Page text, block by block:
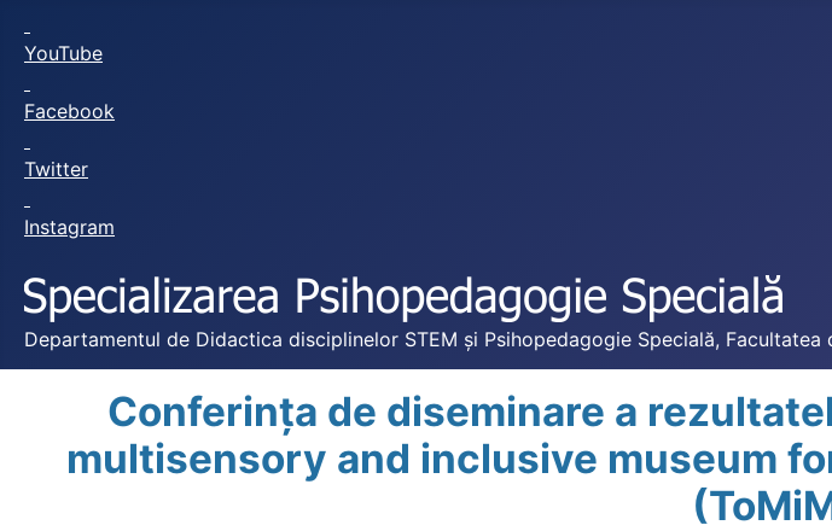
YouTube
Facebook
Twitter
Instagram
Departamentul de Didactica disciplinelor STEM și Psihopedagogie Specială,
Conferința de diseminare a
multisensory and inclusive museum